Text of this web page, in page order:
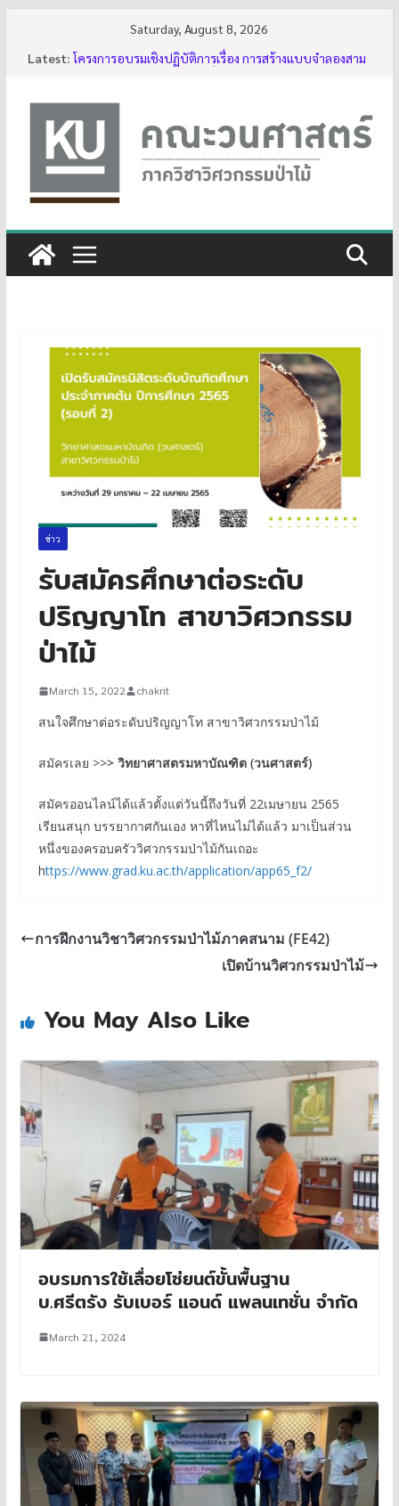
Saturday, August 8, 2026
Latest: โครงการอบรมเชิงปฏิบัติการเรื่อง การสร้างแบบจำลองสาม
กิจกรรมนิสิต ปีการศึกษา 2569
ทุนสนับสนุนโครงงานนิสิตผ่านอาจารย์ที่ปรึกษา
บรรยากาศการอบรมเชิงปฏิบัติการเรื่อง การสร้างแบบ
จำลองสามมิติของต้นไม้ด้วย LiDAR รุ่นที่ 5
ข่าว
รับสมัครศึกษาต่อระดับ
ปริญญาโท สาขาวิศวกรรม
ป่าไม้
March 15, 2022 chakrit
สนใจศึกษาต่อระดับปริญญาโท สาขาวิศวกรรมป่าไม้
สมัครเลย >>> วิทยาศาสตรมหาบัณฑิต (วนศาสตร์)
สมัครออนไลน์ได้แล้วตั้งแต่วันนี้ถึงวันที่ 22เมษายน 2565
เรียนสนุก บรรยากาศกันเอง หาที่ไหนไม่ได้แล้ว มาเป็นส่วน
หนึ่งของครอบครัววิศวกรรมป่าไม้กันเถอะ
https://www.grad.ku.ac.th/application/app65_f2/
การฝึกงานวิชาวิศวกรรมป่าไม้ภาคสนาม (FE42)
เปิดบ้านวิศวกรรมป่าไม้
You May Also Like
อบรมการใช้เลื่อยโซ่ยนต์ขั้นพื้นฐาน
บ.ศรีตรัง รับเบอร์ แอนด์ แพลนเทชั่น จำกัด
March 21, 2024